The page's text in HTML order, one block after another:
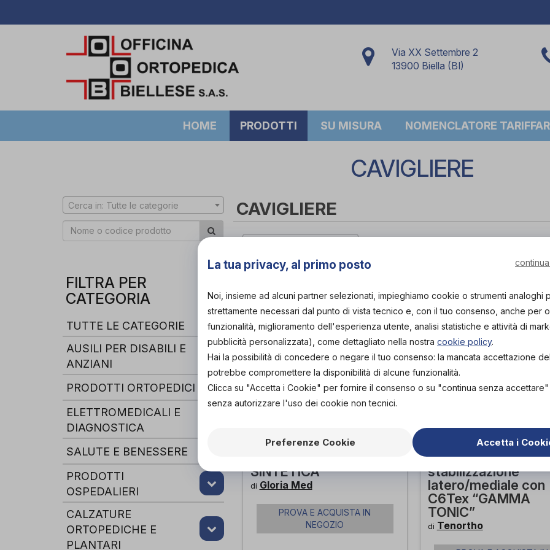
Via XX Settembre 2
13900 Biella (BI)
HOME PRODOTTI SU MISURA NOMENCLATORE
CAVIGLIERE
Cerca in: Tutte le categorie
FILTRA PER
CATEGORIA
TUTTE LE CATEGORIE
AUSILI PER DISABILI E
ANZIANI
PRODOTTI ORTOPEDICI
ELETTROMEDICALI E
DIAGNOSTICA
SALUTE E BENESSERE
PRODOTTI
OSPEDALIERI
CALZATURE
ORTOPEDICHE E
PLANTARI
CAVIGLIERE
GLORIASAN
SINTETICA
di Gloria Med
PROVA E ACQUISTA IN
NEGOZIO
Cavigliera elastica
fibra di carbonio
stabilizzazione
latero/mediale con
C6Tex “GAMMA
TONIC”
di Tenortho
La tua privacy, al primo posto
Noi, insieme ad alcuni partner selezionati, impieghiamo cookie o strumenti analoghi
strettamente necessari dal punto di vista tecnico e, con il tuo consenso, anche per
funzionalità, miglioramento dell'esperienza utente, analisi statistiche e attività di
pubblicità personalizzata), come dettagliato nella nostra cookie policy.
Hai la possibilità di concedere o negare il tuo consenso: la mancata accettazione
potrebbe compromettere la disponibilità di alcune funzionalità.
Clicca su "Accetta i Cookie" per fornire il consenso o su "continua senza
senza autorizzare l'uso dei cookie non tecnici.
Preferenze Cookie Accetta i